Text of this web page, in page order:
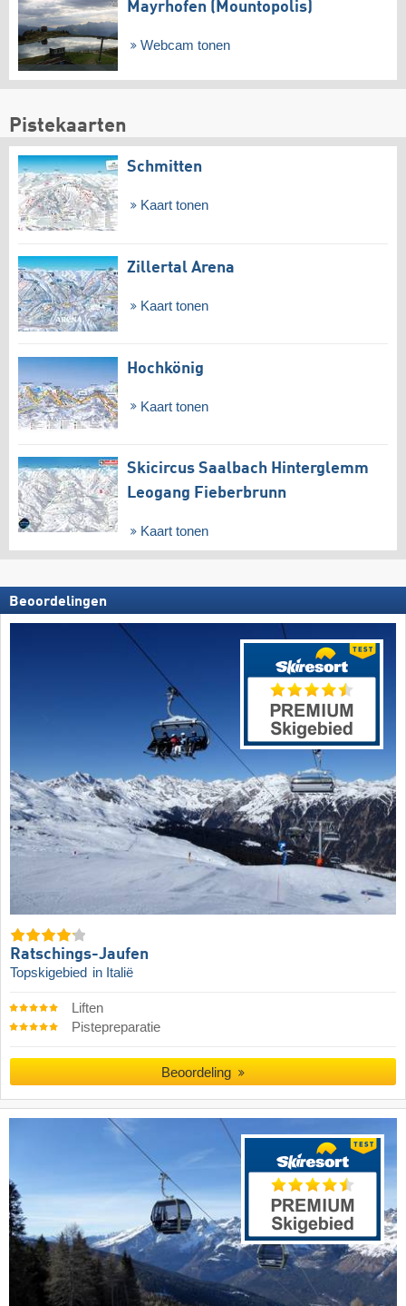
Mayrhofen (Mountopolis)
Webcam tonen
Pistekaarten
Schmitten
Kaart tonen
Zillertal Arena
Kaart tonen
Hochkönig
Kaart tonen
Skicircus Saalbach Hinterglemm
Leogang Fieberbrunn
Kaart tonen
Beoordelingen
Ratschings-Jaufen
Topskigebied in Italië
Liften
Pistepreparatie
Beoordeling